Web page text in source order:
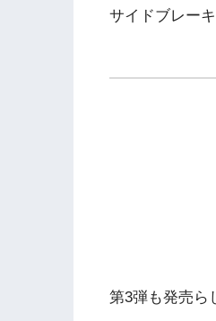
サイドブレー
第3弾も発売ら